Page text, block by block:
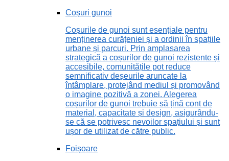
Coșuri gunoi
Coșurile de gunoi sunt esențiale pentru
menținerea curățeniei și a ordinii în spațiile
urbane și parcuri. Prin amplasarea
strategică a coșurilor de gunoi rezistente și
accesibile, comunitățile pot reduce
semnificativ deșeurile aruncate la
întâmplare, protejând mediul și promovând
o imagine pozitivă a zonei. Alegerea
coșurilor de gunoi trebuie să țină cont de
material, capacitate și design, asigurându-
se că se potrivesc nevoilor spațiului și sunt
ușor de utilizat de către public.
Foișoare